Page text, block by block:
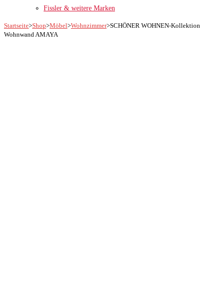
Fissler & weitere Marken
Startseite>Shop>Möbel>Wohnzimmer>SCHÖNER WOHNEN-Kollektion
Wohnwand AMAYA